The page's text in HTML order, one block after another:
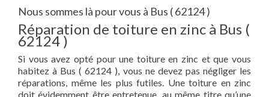
Nous sommes là pour vous à Bus ( 62124 )
Réparation de toiture en zinc à Bus (
62124 )
Si vous avez opté pour une toiture en zinc et que vous
habitez à Bus ( 62124 ), vous ne devez pas négliger les
réparations, même les plus futiles. Une toiture en zinc
doit évidemment être entretenue, au même titre qu’une